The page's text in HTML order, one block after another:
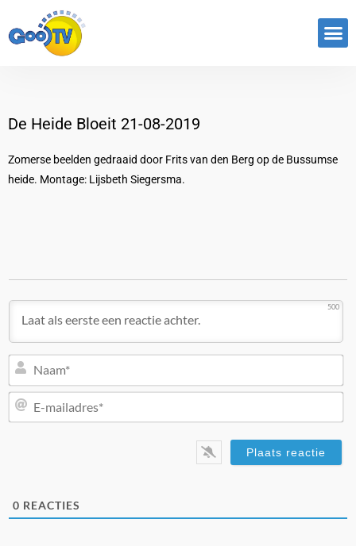
De Heide Bloeit 21-08-2019
Zomerse beelden gedraaid door Frits van den Berg op de Bussumse
heide. Montage: Lijsbeth Siegersma.
500
E-
0 REACTIES